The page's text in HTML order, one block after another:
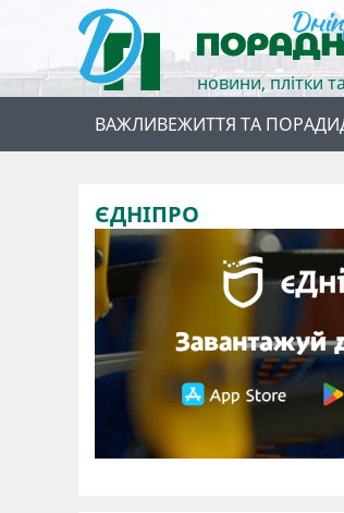
новини, плітки
ВАЖЛИВЕЖИТТЯ ТА ПОРАДИ
ЄДНІПРО